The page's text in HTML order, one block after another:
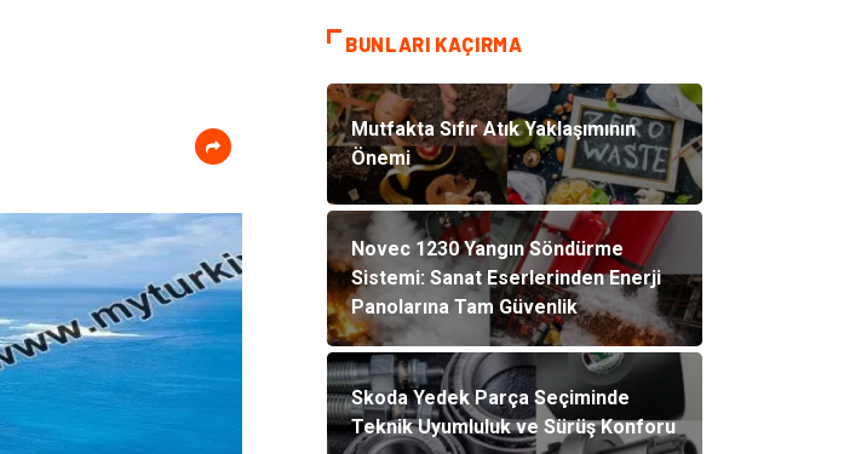
BUNLARI KAÇIRMA
Mutfakta Sıfır Atık Yaklaşımının
Önemi
Novec 1230 Yangın Söndürme
Sistemi: Sanat Eserlerinden Enerji
Panolarına Tam Güvenlik
Skoda Yedek Parça Seçiminde
Teknik Uyumluluk ve Sürüş Konforu